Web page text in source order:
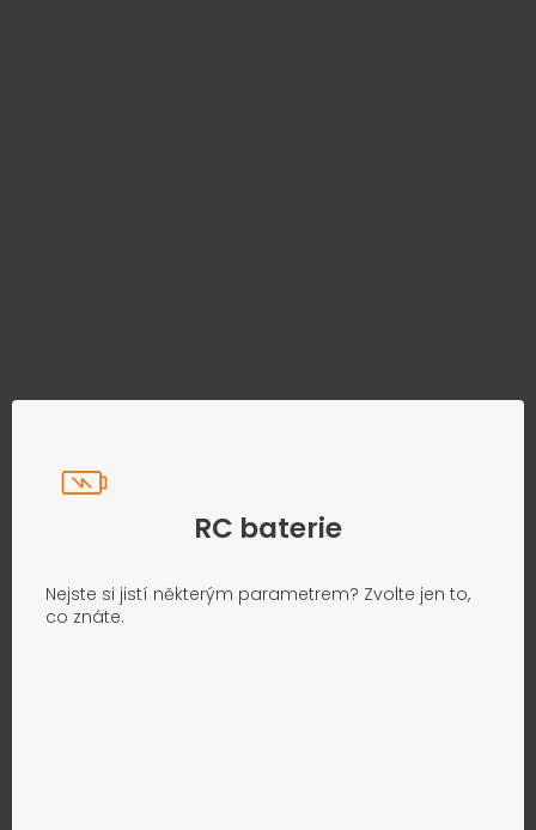
RC baterie
Nejste si jistí některým parametrem? Zvolte jen to,
co znáte.